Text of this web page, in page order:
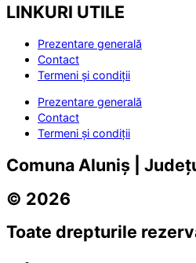
LINKURI UTILE
Prezentare generală
Contact
Termeni și condiții
Prezentare generală
Contact
Termeni și condiții
Comuna Aluniș |
© 2026
Toate drepturile